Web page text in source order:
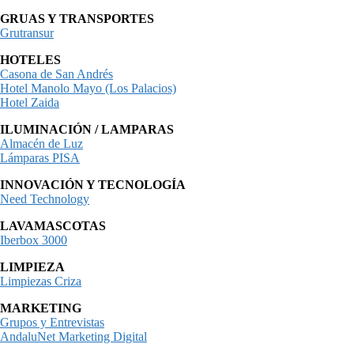
GRUAS Y TRANSPORTES
Grutransur
HOTELES
Casona de San Andrés
Hotel Manolo Mayo (Los Palacios)
Hotel Zaida
ILUMINACIÓN / LAMPARAS
Almacén de Luz
Lámparas PISA
INNOVACIÓN Y TECNOLOGÍA
Need Technology
LAVAMASCOTAS
Iberbox 3000
LIMPIEZA
Limpiezas Criza
MARKETING
Grupos y Entrevistas
AndaluNet Marketing Digital